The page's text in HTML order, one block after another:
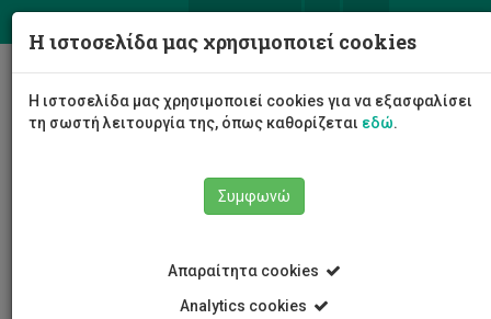
Η ιστοσελίδα μας χρησιμοποιεί cookies
Η ιστοσελίδα μας χρησιμοποιεί cookies για να εξασφαλίσει
τη σωστή λειτουργία της, όπως καθορίζεται εδώ.
Συμφωνώ
Απαραίτητα cookies
Analytics cookies